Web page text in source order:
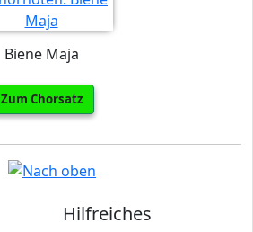
Biene Maja
Zum Chorsatz
Hilfreiches